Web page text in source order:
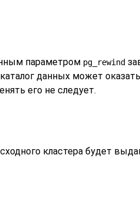
параметром pg_rewind
данных может
его не следует.
кластера будет